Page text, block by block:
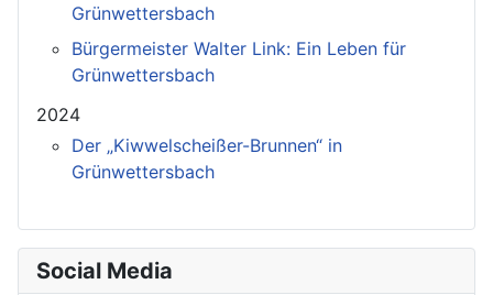
Grünwettersbach
Bürgermeister Walter Link: Ein Leben für
Grünwettersbach
2024
Der „Kiwwelscheißer-Brunnen“ in
Grünwettersbach
Social Media